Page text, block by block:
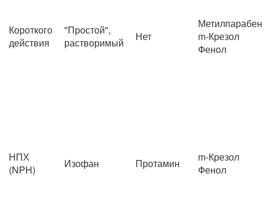
Короткого
действия
"Простой",
растворимый
Нет
Метилпарабен
m-Крезол
Фенол
НПХ
(NPH)
Изофан Протамин
m-Крезол
Фенол